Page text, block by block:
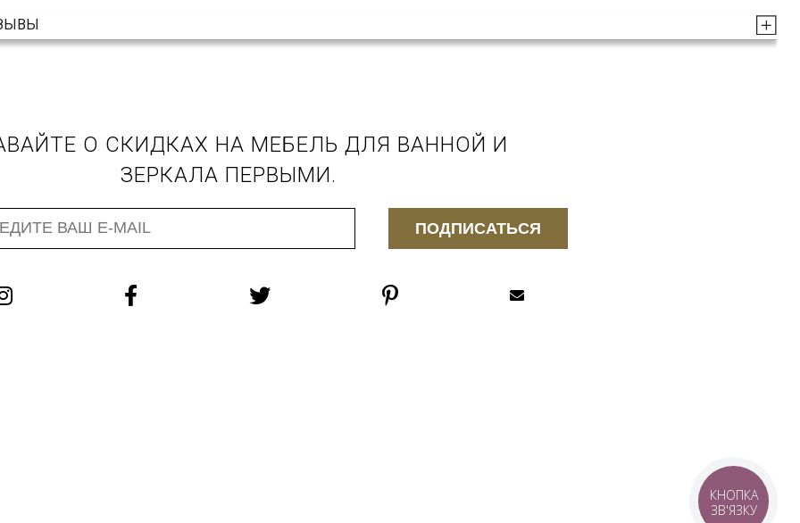
О СКИДКАХ НА МЕБЕЛЬ ДЛЯ ВАННОЙ И
ЗЕРКАЛА ПЕРВЫМИ.
ПОДПИСАТЬСЯ
КНОПКА
ЗВ'ЯЗКУ